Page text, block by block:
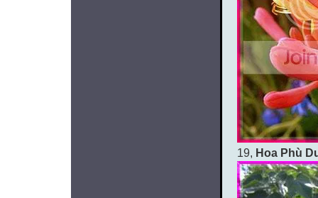
19, Hoa Phù